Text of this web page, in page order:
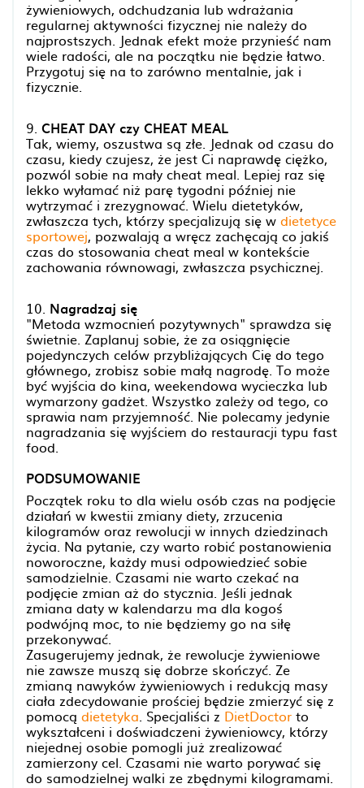
żywieniowych, odchudzania lub wdrażania
regularnej aktywności fizycznej nie należy do
najprostszych. Jednak efekt może przynieść nam
wiele radości, ale na początku nie będzie łatwo.
Przygotuj się na to zarówno mentalnie, jak i
fizycznie.
9. CHEAT DAY czy CHEAT MEAL
Tak, wiemy, oszustwa są złe. Jednak od czasu do
czasu, kiedy czujesz, że jest Ci naprawdę ciężko,
pozwól sobie na mały cheat meal. Lepiej raz się
lekko wyłamać niż parę tygodni później nie
wytrzymać i zrezygnować. Wielu dietetyków,
zwłaszcza tych, którzy specjalizują się w dietetyce
sportowej, pozwalają a wręcz zachęcają co jakiś
czas do stosowania cheat meal w kontekście
zachowania równowagi, zwłaszcza psychicznej.
10. Nagradzaj się
"Metoda wzmocnień pozytywnych" sprawdza się
świetnie. Zaplanuj sobie, że za osiągnięcie
pojedynczych celów przybliżających Cię do tego
głównego, zrobisz sobie małą nagrodę. To może
być wyjścia do kina, weekendowa wycieczka lub
wymarzony gadżet. Wszystko zależy od tego, co
sprawia nam przyjemność. Nie polecamy jedynie
nagradzania się wyjściem do restauracji typu fast
food.
PODSUMOWANIE
Początek roku to dla wielu osób czas na podjęcie
działań w kwestii zmiany diety, zrzucenia
kilogramów oraz rewolucji w innych dziedzinach
życia. Na pytanie, czy warto robić postanowienia
noworoczne, każdy musi odpowiedzieć sobie
samodzielnie. Czasami nie warto czekać na
podjęcie zmian aż do stycznia. Jeśli jednak
zmiana daty w kalendarzu ma dla kogoś
podwójną moc, to nie będziemy go na siłę
przekonywać.
Zasugerujemy jednak, że rewolucje żywieniowe
nie zawsze muszą się dobrze skończyć. Ze
zmianą nawyków żywieniowych i redukcją masy
ciała zdecydowanie prościej będzie zmierzyć się z
pomocą dietetyka . Specjaliści z DietDoctor to
wykształceni i doświadczeni żywieniowcy, którzy
niejednej osobie pomogli już zrealizować
zamierzony cel. Czasami nie warto porywać się
do samodzielnej walki ze zbędnymi kilogramami.